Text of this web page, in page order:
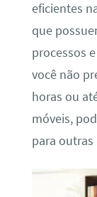
eficientes
que
processos
você não
horas ou
móveis,
para outras